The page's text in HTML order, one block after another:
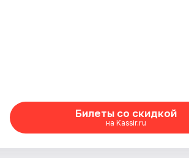
Билеты со скидкой
на Kassir.ru